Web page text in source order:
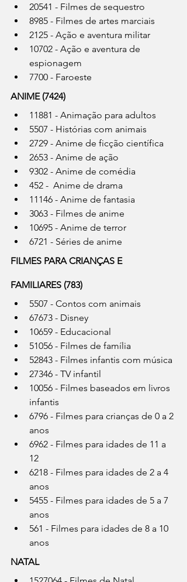
20541 - Filmes de sequestro
8985 - Filmes de artes marciais
2125 - Ação e aventura militar
10702 - Ação e aventura de
espionagem
7700 - Faroeste
ANIME (7424)
11881 - Animação para adultos
5507 - Histórias com animais
2729 - Anime de ficção científica
2653 - Anime de ação
9302 - Anime de comédia
452 -  Anime de drama
11146 - Anime de fantasia
3063 - Filmes de anime
10695 - Anime de terror
6721 - Séries de anime
FILMES PARA CRIANÇAS E
FAMILIARES (783)
5507 - Contos com animais
67673 - Disney
10659 - Educacional
51056 - Filmes de família
52843 - Filmes infantis com música
27346 - TV infantil
10056 - Filmes baseados em livros
infantis
6796 - Filmes para crianças de 0 a 2
anos
6962 - Filmes para idades de 11 a
12
6218 - Filmes para idades de 2 a 4
anos
5455 - Filmes para idades de 5 a 7
anos
561 - Filmes para idades de 8 a 10
anos
NATAL